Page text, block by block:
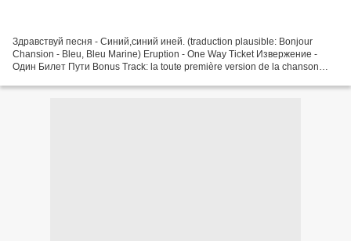
Здравствуй песня - Синий,синий иней. (traduction plausible: Bonjour
Chansion - Bleu, Bleu Marine) Eruption - One Way Ticket Извержение -
Один Билет Пути Bonus Track: la toute première version de la chanson